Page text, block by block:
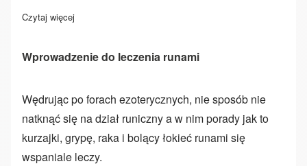
Czytaj więcej
Wprowadzenie do leczenia runami
Wędrując po forach ezoterycznych, nie sposób nie
natknąć się na dział runiczny a w nim porady jak to
kurzajki, grypę, raka i bolący łokieć runami się
wspaniale leczy.